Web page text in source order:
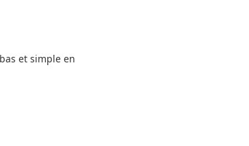
et simple en